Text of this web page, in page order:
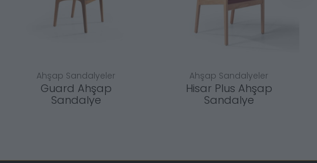
Ahşap Sandalyeler
Guard Ahşap
Sandalye
Ahşap Sandalyeler
Hisar Plus Ahşap
Sandalye